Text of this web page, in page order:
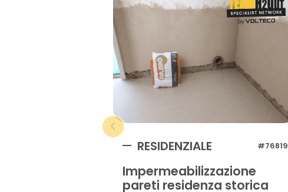
RESIDENZIALE #76819
Impermeabilizzazione
pareti residenza storica